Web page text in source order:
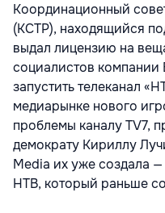
Координационный
(КСТР), находящийся
выдал лицензию на
социалистов
запустить телеканал
медиарынке нового
проблемы каналу TV7,
демократу Кириллу
Media их уже создала
НТВ, который раньше